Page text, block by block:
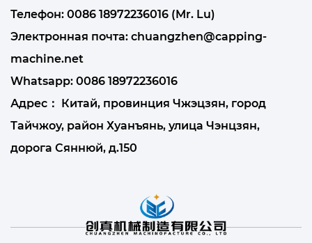
Телефон: 0086 18972236016 (Mr. Lu)
Электронная почта: chuangzhen@capping-
machine.net
Whatsapp: 0086 18972236016
Адрес： Китай, провинция Чжэцзян, город
Тайчжоу, район Хуанъянь, улица Чэнцзян,
дорога Сяннюй, д.150